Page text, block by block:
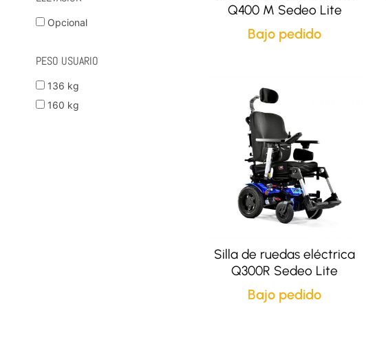
Opcional
PESO USUARIO
136 kg
160 kg
Q400 M Sedeo Lite
Bajo pedido
Silla de ruedas eléctrica
Q300R Sedeo Lite
Bajo pedido